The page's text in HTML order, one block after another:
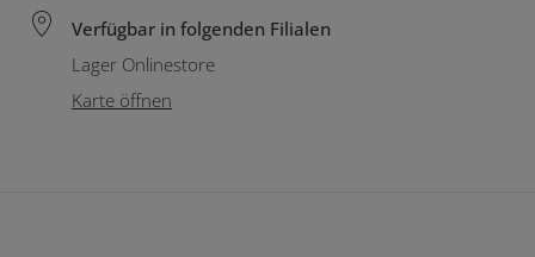
Verfügbar in folgenden Filialen
Lager Onlinestore
Karte öffnen